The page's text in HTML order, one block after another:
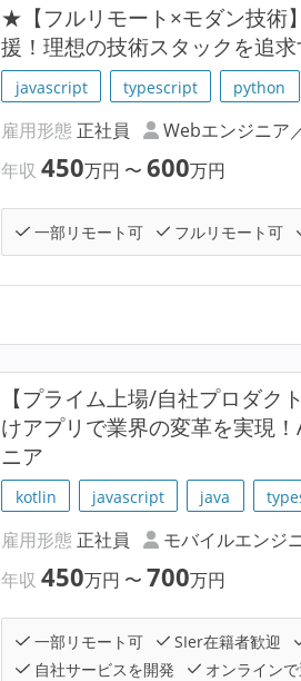
★【フルリモート×モダン技術
援！理想の技術スタックを追
javascript typescript python
雇用形態 正社員 Webエンジニア
年収450万円 〜600万円
一部リモート可 フルリモート可
【プライム上場/自社プロダ
けアプリで業界の変革を実現
ニア
kotlin javascript java
雇用形態 正社員 モバイルエンジ
年収450万円 〜700万円
一部リモート可 SIer在籍者歓迎
自社サービスを開発
オンラインで